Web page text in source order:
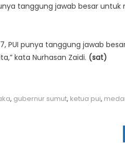
tanggung jawab besar
PUI punya tanggung jawab
kata Nurhasan Zaidi. (sat)
, gubernur sumut, ketua pui,